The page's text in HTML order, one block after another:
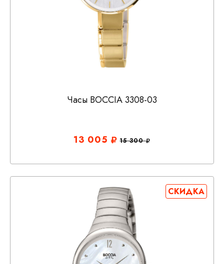
Часы BOCCIA 3308-03
13 005 15 300
СКИДКА